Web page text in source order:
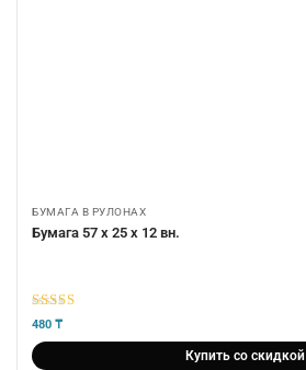
БУМАГА В РУЛОНАХ
Бумага 57 х 25 х 12 вн.
5из 5
480 ₸
Купить со скидкой